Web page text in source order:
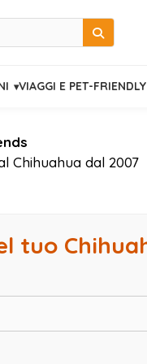
Cerca
VIAGGI E PET-FRIENDLY
Chihuahua dal 2007
tuo